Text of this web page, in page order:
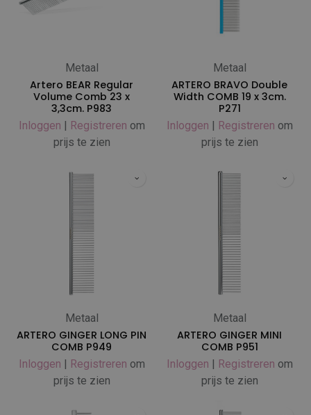
Metaal
Artero BEAR Regular
Volume Comb 23 x
3,3cm. P983
Inloggen | Registreren om
prijs te zien
Metaal
ARTERO BRAVO Double
Width COMB 19 x 3cm.
P271
Inloggen | Registreren om
prijs te zien
Metaal
ARTERO GINGER LONG PIN
COMB P949
Inloggen | Registreren om
prijs te zien
Metaal
ARTERO GINGER MINI
COMB P951
Inloggen | Registreren om
prijs te zien